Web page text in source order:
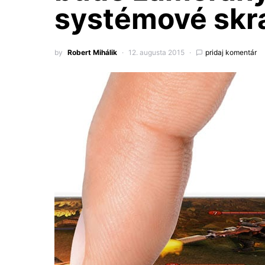
systémové
by Robert Mihálik 12. augusta 2015 pridaj komentár